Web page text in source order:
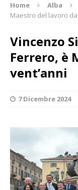
Home Alba
Maestro del lavoro da
Vincenzo
Ferrero, è
vent’anni
7 Dicembre 2024